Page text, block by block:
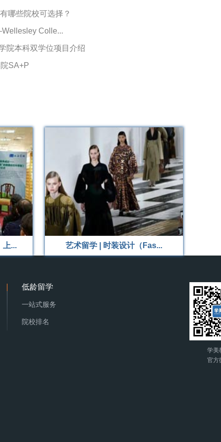
哪些院校可选择？
Colle...
院本科双学位项目介绍
SA+P
上... 艺术留学 | 时装设计（Fas...
低龄留学
一站式服务
院校排名
学美
官方